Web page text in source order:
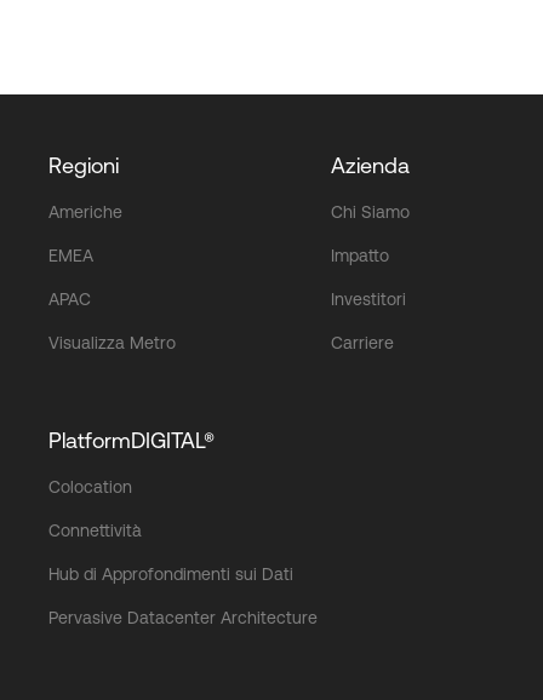
Regioni
Americhe
EMEA
APAC
Visualizza Metro
Azienda
Chi Siamo
Impatto
Investitori
Carriere
PlatformDIGITAL®
Colocation
Connettività
Hub di Approfondimenti sui Dati
Pervasive Datacenter Architecture